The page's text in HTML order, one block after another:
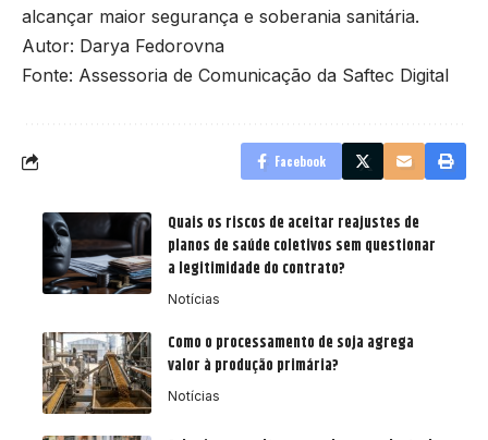
alcançar maior segurança e soberania sanitária.
Autor: Darya Fedorovna
Fonte: Assessoria de Comunicação da Saftec Digital
Facebook
Quais os riscos de aceitar reajustes de
planos de saúde coletivos sem questionar
a legitimidade do contrato?
Notícias
Como o processamento de soja agrega
valor à produção primária?
Notícias